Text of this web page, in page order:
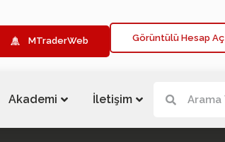
MTraderWeb Görüntülü Hesap Aç
Akademi İletişim